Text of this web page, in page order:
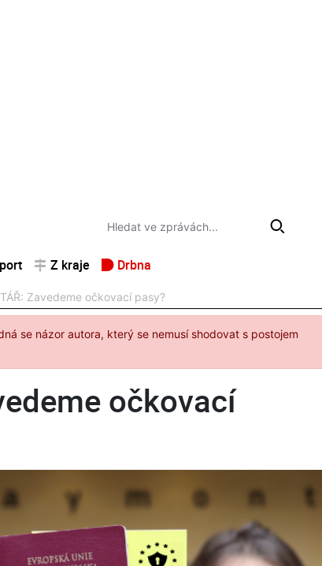
Z kraje Drbna
Zavedeme očkovací pasy?
se názor autora, který se nemusí shodovat s postojem
očkovací